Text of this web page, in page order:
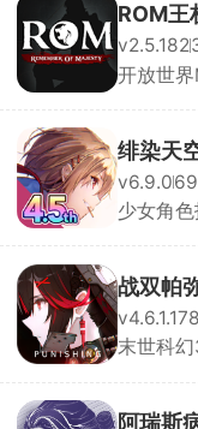
ROM王
v2.5.182
开放世
绯染天
v6.9.0
少女角
战双帕
末世科
阿瑞斯